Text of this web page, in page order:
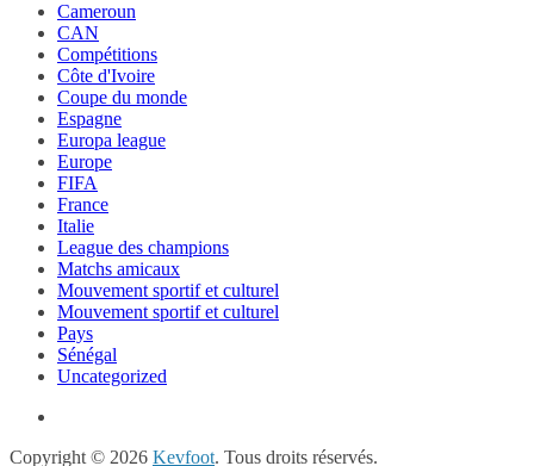
Cameroun
CAN
Compétitions
Côte d'Ivoire
Coupe du monde
Espagne
Europa league
Europe
FIFA
France
Italie
League des champions
Matchs amicaux
Mouvement sportif et culturel
Mouvement sportif et culturel
Pays
Sénégal
Uncategorized
Copyright © 2026 Kevfoot. Tous droits réservés.